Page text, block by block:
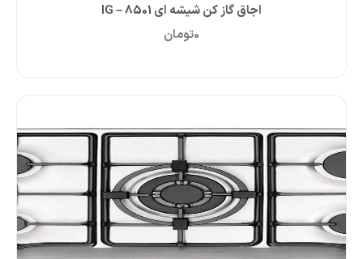
اجاق گاز کن شیشه ای IG – 8501
0تومان